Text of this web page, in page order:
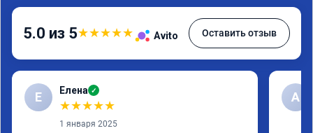
5.0 из 5★★★★★ Avito Оставить отзыв
Е Елена ✓
★★★★★
1 января 2025
А